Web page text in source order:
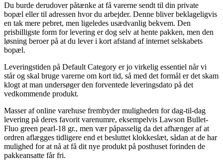
Du burde derudover påtænke at få varerne sendt til din private
bopæl eller til adressen hvor du arbejder. Denne bliver beklageligvis
en tak mere pebret, men ligeledes usædvanlig bekvem. Den
prisbilligste form for levering er dog selv at hente pakken, men den
løsning beroer på at du lever i kort afstand af internet selskabets
bopæl.
Leveringstiden på Default Category er jo virkelig essentiel når vi
står og skal bruge varerne om kort tid, så med det formål er det skam
klogt at man undersøger den forventede leveringsdato på det
vedkommende produkt.
Masser af online varehuse frembyder muligheden for dag-til-dag
levering på deres favorit varenumre, eksempelvis Lawson Bullet-
Fluo green pearl-18 gr., men vær påpasselig da det afhænger af at
ordren aflægges tidligere end et besluttet klokkeslæt, sådan at de har
mulighed for at nå at få dit nye produkt på posthuset forinden de
pakkeansatte får fri.